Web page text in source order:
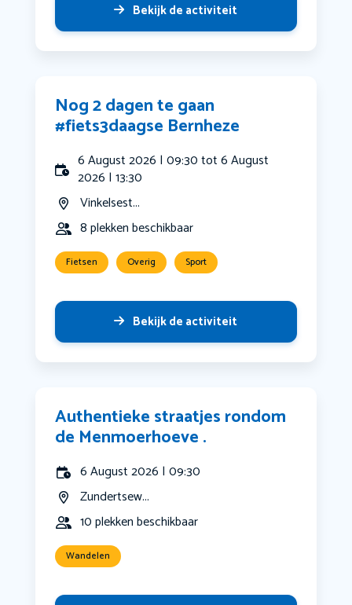
Bekijk de activiteit
Nog 2 dagen te gaan
#fiets3daagse Bernheze
6 August 2026 | 09:30 tot 6 August
2026 | 13:30
Vinkelsest...
8 plekken beschikbaar
Fietsen Overig Sport
Bekijk de activiteit
Authentieke straatjes rondom
de Menmoerhoeve .
6 August 2026 | 09:30
Zundertsew...
10 plekken beschikbaar
Wandelen